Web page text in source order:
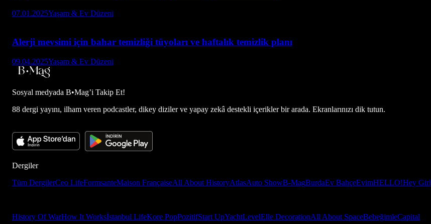
07.01.2025Yaşam & Ev Düzeni
Alerji mevsimi için bahar temizliği tüyoları ve haftalık temizlik planı
09.04.2025Yaşam & Ev Düzeni
Sosyal medyada B•Mag’i Takip Et!
88 dergi yayını, ilham veren podcastler, dikey diziler ve yapay zekâ destekli içerikler bir arada. Ekranlarınızı dik tutun.
Dergiler
Tüm DergilerCeo LifeFormsanteMaison FrançaiseAll About HistoryAtlasAuto ShowB-MagBurdaEv BahçeEvimHELLO!Hey Girl
History Of WarHow It Worksİstanbul LifeKore PopPozitifStart UpYachtLevelElle DecorationAll About SpaceBebeğimleCapital